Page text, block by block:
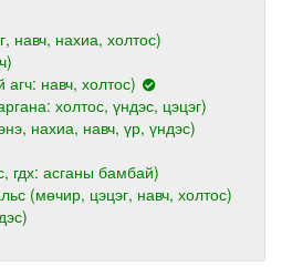
навч, нахиа, холтос)
навч, холтос)
холтос, үндэс, цэцэг)
нахиа, навч, үр, үндэс)
гдх: асганы бамбай)
(мөчир, цэцэг, навч, холтос)